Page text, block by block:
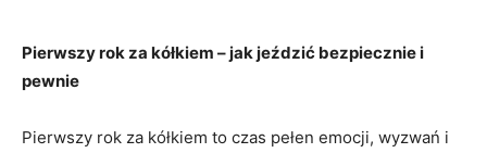
Pierwszy rok za kółkiem – ​jak jeździć bezpiecznie i
pewnie
Pierwszy rok ⁤za kółkiem to⁢ czas pełen emocji, wyzwań ​i⁤